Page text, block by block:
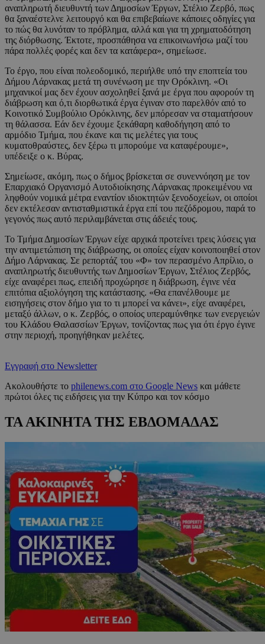
αναπληρωτή διευθυντή των Δημοσίων Έργων, Στέλιο Ζερβό, πως
θα ξαναέστελνε λειτουργό και θα επιβεβαίωνε κάποιες οδηγίες για
το πώς θα λυνόταν το πρόβλημα, αλλά και για τη χρηματοδότηση
της διόρθωσης. Έκτοτε, προσπάθησα να επικοινωνήσω μαζί του
πάρα πολλές φορές και δεν τα κατάφερα», σημείωσε.
Το έργο, που είναι πολεοδομικό, περιήλθε υπό την εποπτεία του
Δήμου Λάρνακας μετά τη συνένωση με την Ορόκλινη. «Οι
μηχανικοί μας δεν έχουν ασχοληθεί ξανά με έργα που αφορούν τη
διάβρωση και ό,τι διορθωτικά έργα έγιναν στο παρελθόν από το
Κοινοτικό Συμβούλιο Ορόκλινης, δεν μπόρεσαν να σταματήσουν
τη θάλασσα. Εάν δεν έχουμε ξεκάθαρη καθοδήγηση από το
αρμόδιο Τμήμα, που έκανε και τις μελέτες για τους
κυματοθραύστες, δεν ξέρω τι μπορούμε να καταφέρουμε»,
υπέδειξε ο κ. Βύρας.
Σημείωσε, ακόμη, πως ο δήμος βρίσκεται σε συνεννόηση με τον
Επαρχιακό Οργανισμό Αυτοδιοίκησης Λάρνακας προκειμένου να
ληφθούν νομικά μέτρα εναντίον ιδιοκτητών ξενοδοχείων, οι οποίοι
δεν εκτέλεσαν αντισταθμιστικά έργα επί του πεζόδρομου, παρά το
γεγονός πως αυτό περιλαμβάνεται στις άδειές τους.
Το Τμήμα Δημοσίων Έργων είχε αρχικά προτείνει τρεις λύσεις για
την αντιμετώπιση της διάβρωσης, οι οποίες είχαν κοινοποιηθεί στον
Δήμο Λάρνακας. Σε ρεπορτάζ του «Φ» τον περασμένο Απρίλιο, ο
αναπληρωτής διευθυντής των Δημοσίων Έργων, Στέλιος Ζερβός,
είχε αναφέρει πως, επειδή προχώρησε η διάβρωση, έγινε νέα
επιτόπια αξιολόγηση της κατάστασης. «Θα επανέλθουμε με
εισηγήσεις στον δήμο για το τι μπορεί να κάνει», είχε αναφέρει,
μεταξύ άλλων, ο κ. Ζερβός, ο οποίος υπεραμύνθηκε των ενεργειών
του Κλάδου Θαλασσίων Έργων, τονίζοντας πως για ότι έργο έγινε
στην περιοχή, προηγήθηκαν μελέτες.
Εγγραφή στο Newsletter
Ακολουθήστε το philenews.com στο Google News και μάθετε
πρώτοι όλες τις ειδήσεις για την Κύπρο και τον κόσμο
ΤΑ ΑΚΙΝΗΤΑ ΤΗΣ ΕΒΔΟΜΑΔΑΣ